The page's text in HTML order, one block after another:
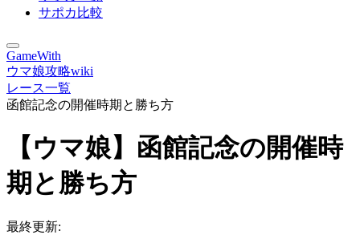
サポカ比較
GameWith
ウマ娘攻略wiki
レース一覧
函館記念の開催時期と勝ち方
【ウマ娘】函館記念の開催時
期と勝ち方
最終更新: